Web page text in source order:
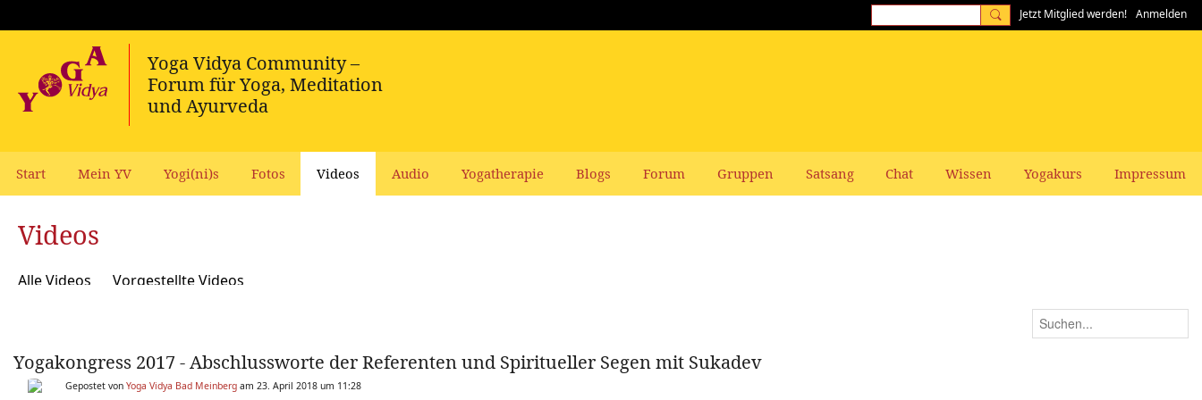
Jetzt Mitglied werden! Anmelden
Start Mein YV Yogi(ni)s Fotos Videos Audio Yogatherapie Blogs Forum Gruppen Satsang Chat Wissen Yogakurs Impressum
Videos
Alle Videos Vorgestellte Videos
Yogakongress 2017 - Abschlussworte der Referenten und Spiritueller Segen mit Sukadev
Gepostet von Yoga Vidya Bad Meinberg am 23. April 2018 um 11:28